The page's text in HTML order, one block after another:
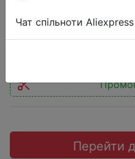
Перейти
Чат спільноти Aliexpress